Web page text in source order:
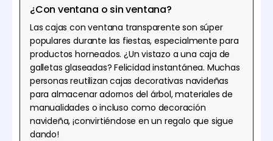
¿Con ventana o sin ventana?
Las cajas con ventana transparente son súper
populares durante las fiestas, especialmente para
productos horneados. ¿Un vistazo a una caja de
galletas glaseadas? Felicidad instantánea. Muchas
personas reutilizan cajas decorativas navideñas
para almacenar adornos del árbol, materiales de
manualidades o incluso como decoración
navideña, ¡convirtiéndose en un regalo que sigue
dando!